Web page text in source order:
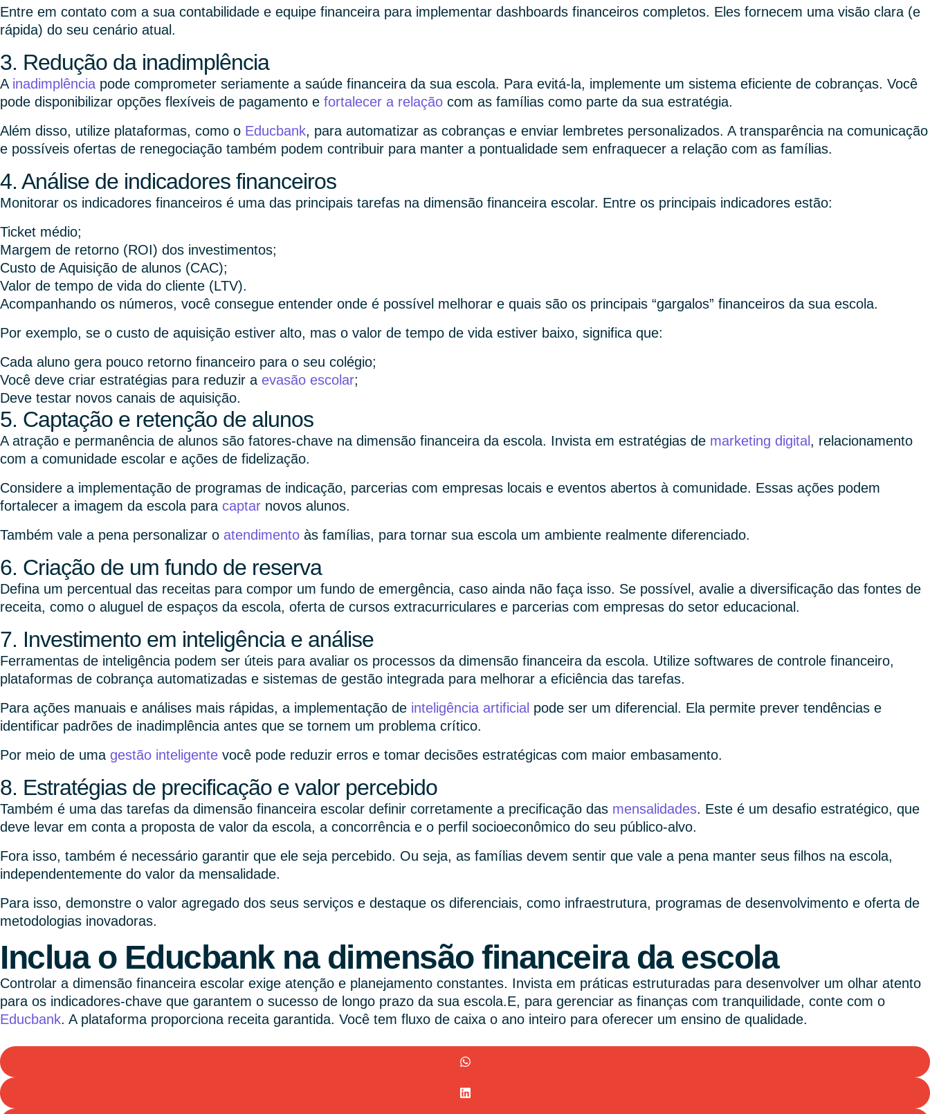
Entre em contato com a sua contabilidade e equipe financeira para implementar dashboards financeiros completos. Eles fornecem uma visão clara (e
rápida) do seu cenário atual.
3. Redução da inadimplência
A inadimplência pode comprometer seriamente a saúde financeira da sua escola. Para evitá-la, implemente um sistema eficiente de cobranças. Você
pode disponibilizar opções flexíveis de pagamento e fortalecer a relação com as famílias como parte da sua estratégia.
Além disso, utilize plataformas, como o Educbank, para automatizar as cobranças e enviar lembretes personalizados. A transparência na comunicação
e possíveis ofertas de renegociação também podem contribuir para manter a pontualidade sem enfraquecer a relação com as famílias.
4. Análise de indicadores financeiros
Monitorar os indicadores financeiros é uma das principais tarefas na dimensão financeira escolar. Entre os principais indicadores estão:
Ticket médio;
Margem de retorno (ROI) dos investimentos;
Custo de Aquisição de alunos (CAC);
Valor de tempo de vida do cliente (LTV).
Acompanhando os números, você consegue entender onde é possível melhorar e quais são os principais “gargalos” financeiros da sua escola.
Por exemplo, se o custo de aquisição estiver alto, mas o valor de tempo de vida estiver baixo, significa que:
Cada aluno gera pouco retorno financeiro para o seu colégio;
Você deve criar estratégias para reduzir a evasão escolar;
Deve testar novos canais de aquisição.
5. Captação e retenção de alunos
A atração e permanência de alunos são fatores-chave na dimensão financeira da escola. Invista em estratégias de marketing digital , relacionamento
com a comunidade escolar e ações de fidelização.
Considere a implementação de programas de indicação, parcerias com empresas locais e eventos abertos à comunidade. Essas ações podem
fortalecer a imagem da escola para captar novos alunos.
Também vale a pena personalizar o atendimento às famílias, para tornar sua escola um ambiente realmente diferenciado.
6. Criação de um fundo de reserva
Defina um percentual das receitas para compor um fundo de emergência, caso ainda não faça isso. Se possível, avalie a diversificação das fontes de
receita, como o aluguel de espaços da escola, oferta de cursos extracurriculares e parcerias com empresas do setor educacional.
7. Investimento em inteligência e análise
Ferramentas de inteligência podem ser úteis para avaliar os processos da dimensão financeira da escola. Utilize softwares de controle financeiro,
plataformas de cobrança automatizadas e sistemas de gestão integrada para melhorar a eficiência das tarefas.
Para ações manuais e análises mais rápidas, a implementação de inteligência artificial pode ser um diferencial. Ela permite prever tendências e
identificar padrões de inadimplência antes que se tornem um problema crítico.
Por meio de uma gestão inteligente você pode reduzir erros e tomar decisões estratégicas com maior embasamento.
8. Estratégias de precificação e valor percebido
Também é uma das tarefas da dimensão financeira escolar definir corretamente a precificação das mensalidades. Este é um desafio estratégico, que
deve levar em conta a proposta de valor da escola, a concorrência e o perfil socioeconômico do seu público-alvo.
Fora isso, também é necessário garantir que ele seja percebido. Ou seja, as famílias devem sentir que vale a pena manter seus filhos na escola,
independentemente do valor da mensalidade.
Para isso, demonstre o valor agregado dos seus serviços e destaque os diferenciais, como infraestrutura, programas de desenvolvimento e oferta de
metodologias inovadoras.
Inclua o Educbank na dimensão financeira da escola
Controlar a dimensão financeira escolar exige atenção e planejamento constantes. Invista em práticas estruturadas para desenvolver um olhar atento
para os indicadores-chave que garantem o sucesso de longo prazo da sua escola.E, para gerenciar as finanças com tranquilidade, conte com o
Educbank. A plataforma proporciona receita garantida. Você tem fluxo de caixa o ano inteiro para oferecer um ensino de qualidade.